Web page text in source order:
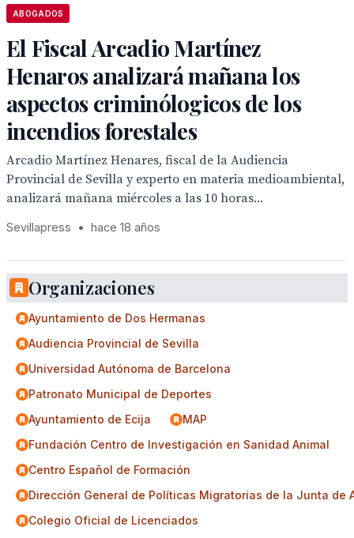
ABOGADOS
El Fiscal Arcadio Martínez
Henaros analizará mañana los
aspectos criminólogicos de los
incendios forestales
Arcadio Martínez Henares, fiscal de la Audiencia
Provincial de Sevilla y experto en materia medioambiental,
analizará mañana miércoles a las 10 horas...
Sevillapress • hace 18 años
Organizaciones
Ayuntamiento de Dos Hermanas
Audiencia Provincial de Sevilla
Universidad Autónoma de Barcelona
Patronato Municipal de Deportes
Ayuntamiento de Ecija
MAP
Fundación Centro de Investigación en Sanidad Animal
Centro Español de Formación
Dirección General de Políticas Migratorias de la Junta de
Colegio Oficial de Licenciados